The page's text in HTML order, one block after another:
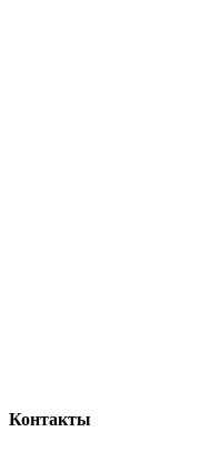
Контакты